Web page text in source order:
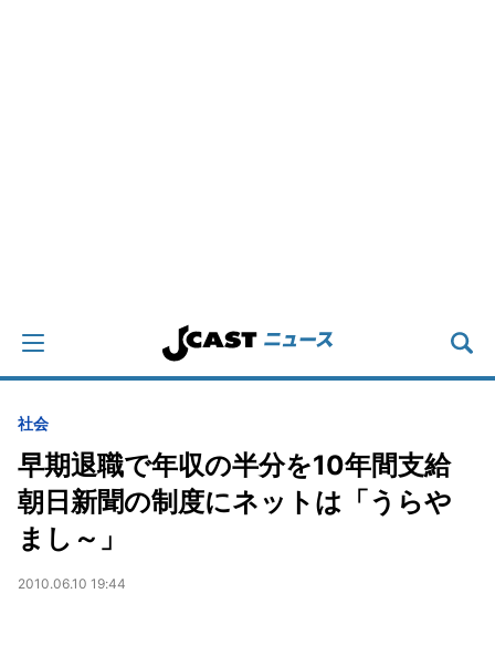
社会
早期退職で年収の半分を10年間支給
朝日新聞の制度にネットは「うらや
まし～」
2010.06.10 19:44